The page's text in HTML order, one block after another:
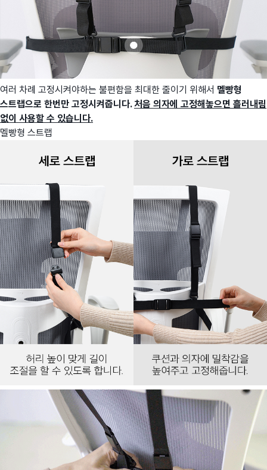
여러 차례 고정시켜야하는 불편함을 최대한 줄이기 위해서 멜빵형
스트랩으로 한번만 고정시켜줍니다.처음 의자에 고정해놓으면 흘러내림
없이 사용할 수 있습니다.
멜빵형 스트랩